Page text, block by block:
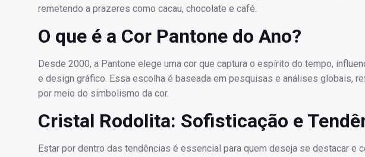
remetendo a prazeres como cacau, chocolate e café.
O que é a Cor Pantone do Ano?
Desde 2000, a Pantone elege uma cor que captura o espírito do tempo,
e design gráfico. Essa escolha é baseada em pesquisas e análises globais,
por meio do simbolismo da cor.
Cristal Rodolita: Sofisticação e
Estar por dentro das tendências é essencial para quem deseja se destacar e